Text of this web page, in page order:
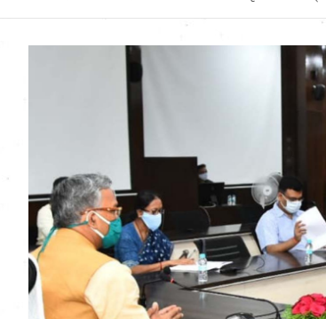
Uttarakhand